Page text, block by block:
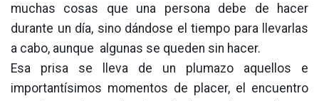
muchas cosas que una persona debe de hacer
durante un día, sino dándose el tiempo para llevarlas
a cabo, aunque algunas se queden sin hacer.
Esa prisa se lleva de un plumazo aquellos e
importantísimos momentos de placer, el encuentro